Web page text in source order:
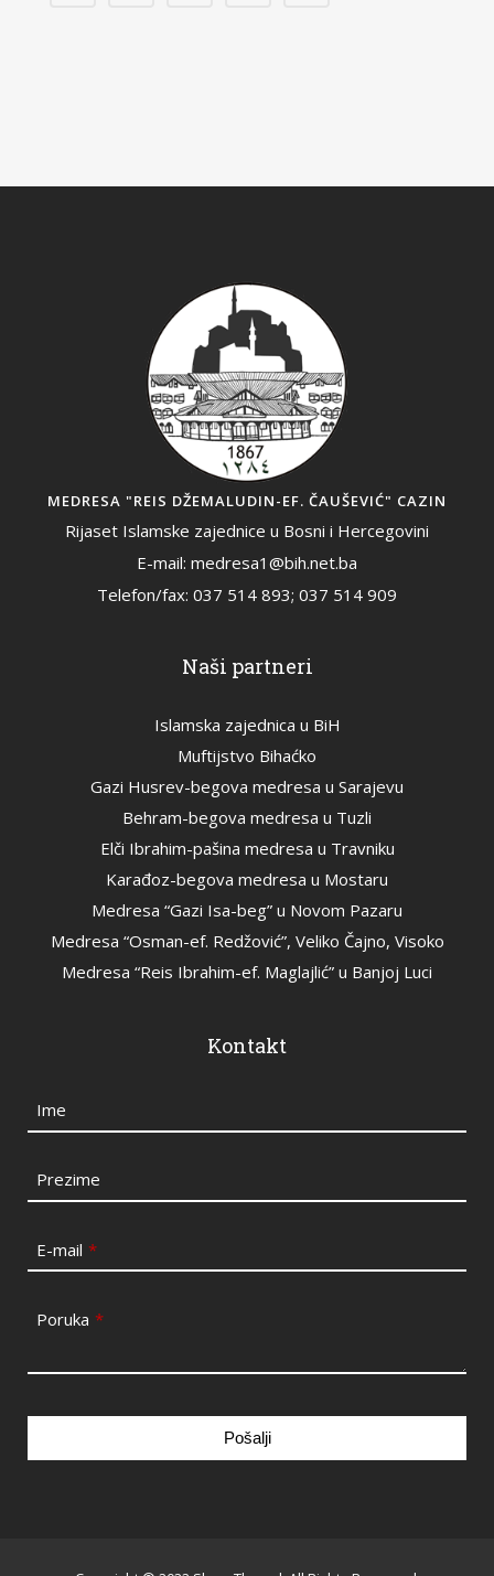
MEDRESA "REIS DŽEMALUDIN-EF. ČAUŠEVIĆ" CAZIN
Rijaset Islamske zajednice u Bosni i Hercegovini
E-mail: medresa1@bih.net.ba
Telefon/fax: 037 514 893; 037 514 909
Naši partneri
Islamska zajednica u BiH
Muftijstvo Bihaćko
Gazi Husrev-begova medresa u Sarajevu
Behram-begova medresa u Tuzli
Elči Ibrahim-pašina medresa u Travniku
Karađoz-begova medresa u Mostaru
Medresa “Gazi Isa-beg” u Novom Pazaru
Medresa “Osman-ef. Redžović”, Veliko Čajno, Visoko
Medresa “Reis Ibrahim-ef. Maglajlić” u Banjoj Luci
Kontakt
Ime
Prezime
E-mail *
Poruka *
Pošalji